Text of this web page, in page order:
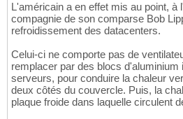
L'américain a en effet mis au point, à
compagnie de son comparse Bob
refroidissement des datacenters.
Celui-ci ne comporte pas de
remplacer par des blocs d'aluminium
serveurs, pour conduire la chaleur
deux côtés du couvercle. Puis, la
plaque froide dans laquelle circulent